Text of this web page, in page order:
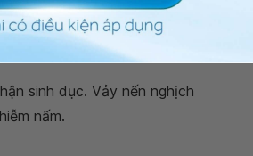
viêm họng liên cầu khuẩn
sinh dục. Vảy nến nghịch
nấm.